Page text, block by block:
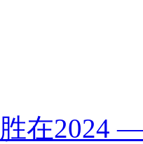
在2024